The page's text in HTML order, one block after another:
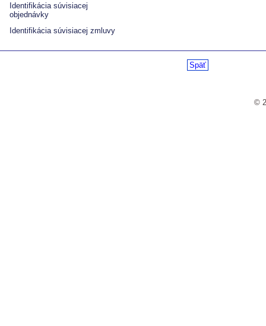
Identifikácia súvisiacej
objednávky
Identifikácia súvisiacej zmluvy
Späť
©